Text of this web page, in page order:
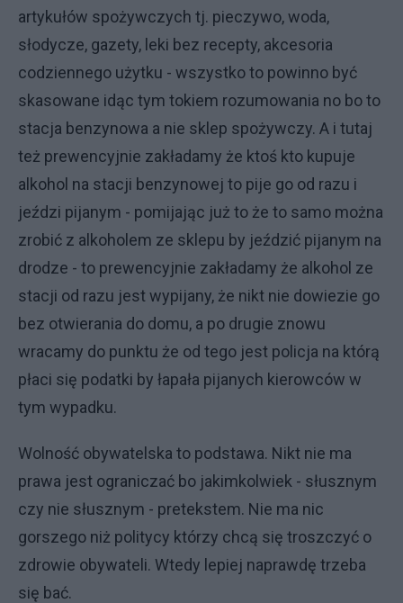
artykułów spożywczych tj. pieczywo, woda,
słodycze, gazety, leki bez recepty, akcesoria
codziennego użytku - wszystko to powinno być
skasowane idąc tym tokiem rozumowania no bo to
stacja benzynowa a nie sklep spożywczy. A i tutaj
też prewencyjnie zakładamy że ktoś kto kupuje
alkohol na stacji benzynowej to pije go od razu i
jeździ pijanym - pomijając już to że to samo można
zrobić z alkoholem ze sklepu by jeździć pijanym na
drodze - to prewencyjnie zakładamy że alkohol ze
stacji od razu jest wypijany, że nikt nie dowiezie go
bez otwierania do domu, a po drugie znowu
wracamy do punktu że od tego jest policja na którą
płaci się podatki by łapała pijanych kierowców w
tym wypadku.
Wolność obywatelska to podstawa. Nikt nie ma
prawa jest ograniczać bo jakimkolwiek - słusznym
czy nie słusznym - pretekstem. Nie ma nic
gorszego niż politycy którzy chcą się troszczyć o
zdrowie obywateli. Wtedy lepiej naprawdę trzeba
się bać.